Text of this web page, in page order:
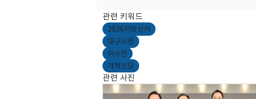
관련 키워드
2026지방선거
대구시장
이수찬
개혁신당
관련 사진